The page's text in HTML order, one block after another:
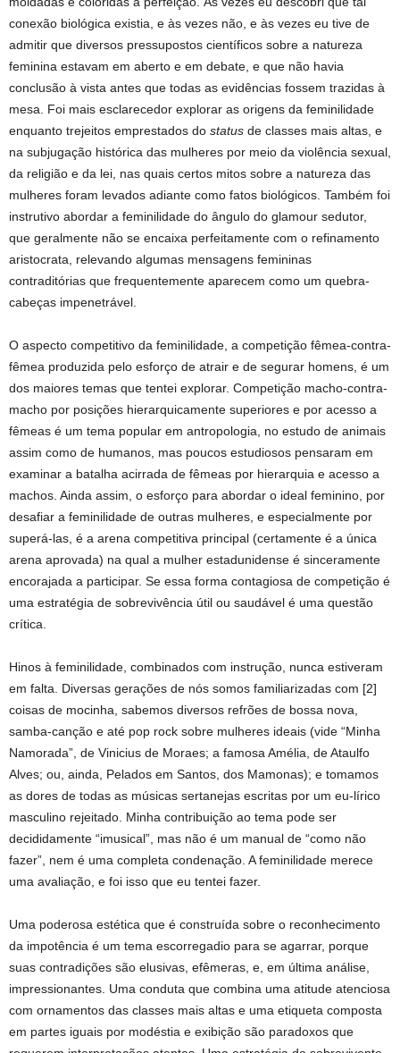
conexão biológica existia, e às vezes não, e às vezes eu tive de
admitir que diversos pressupostos científicos sobre a natureza
feminina estavam em aberto e em debate, e que não havia
conclusão à vista antes que todas as evidências fossem trazidas à
mesa. Foi mais esclarecedor explorar as origens da feminilidade
enquanto trejeitos emprestados do status de classes mais altas, e
na subjugação histórica das mulheres por meio da violência sexual,
da religião e da lei, nas quais certos mitos sobre a natureza das
mulheres foram levados adiante como fatos biológicos. Também foi
instrutivo abordar a feminilidade do ângulo do glamour sedutor,
que geralmente não se encaixa perfeitamente com o refinamento
aristocrata, relevando algumas mensagens femininas
contraditórias que frequentemente aparecem como um quebra-
cabeças impenetrável.
O aspecto competitivo da feminilidade, a competição fêmea-contra-
fêmea produzida pelo esforço de atrair e de segurar homens, é um
dos maiores temas que tentei explorar. Competição macho-contra-
macho por posições hierarquicamente superiores e por acesso a
fêmeas é um tema popular em antropologia, no estudo de animais
assim como de humanos, mas poucos estudiosos pensaram em
examinar a batalha acirrada de fêmeas por hierarquia e acesso a
machos. Ainda assim, o esforço para abordar o ideal feminino, por
desafiar a feminilidade de outras mulheres, e especialmente por
superá-las, é a arena competitiva principal (certamente é a única
arena aprovada) na qual a mulher estadunidense é sinceramente
encorajada a participar. Se essa forma contagiosa de competição é
uma estratégia de sobrevivência útil ou saudável é uma questão
crítica.
Hinos à feminilidade, combinados com instrução, nunca estiveram
em falta. Diversas gerações de nós somos familiarizadas com [2]
coisas de mocinha, sabemos diversos refrões de bossa nova,
samba-canção e até pop rock sobre mulheres ideais (vide “Minha
Namorada”, de Vinicius de Moraes; a famosa Amélia, de Ataulfo
Alves; ou, ainda, Pelados em Santos, dos Mamonas); e tomamos
as dores de todas as músicas sertanejas escritas por um eu-lírico
masculino rejeitado. Minha contribuição ao tema pode ser
decididamente “imusical”, mas não é um manual de “como não
fazer”, nem é uma completa condenação. A feminilidade merece
uma avaliação, e foi isso que eu tentei fazer.
Uma poderosa estética que é construída sobre o reconhecimento
da impotência é um tema escorregadio para se agarrar, porque
suas contradições são elusivas, efêmeras, e, em última análise,
impressionantes. Uma conduta que combina uma atitude atenciosa
com ornamentos das classes mais altas e uma etiqueta composta
em partes iguais por modéstia e exibição são paradoxos que